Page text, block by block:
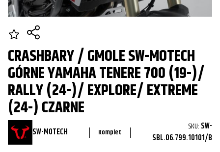
CRASHBARY / GMOLE SW-MOTECH
GÓRNE YAMAHA TENERE 700 (19-)/
RALLY (24-)/ EXPLORE/ EXTREME
(24-) CZARNE
SW-MOTECH Komplet SKU: SW-
SBL.06.799.10101/B